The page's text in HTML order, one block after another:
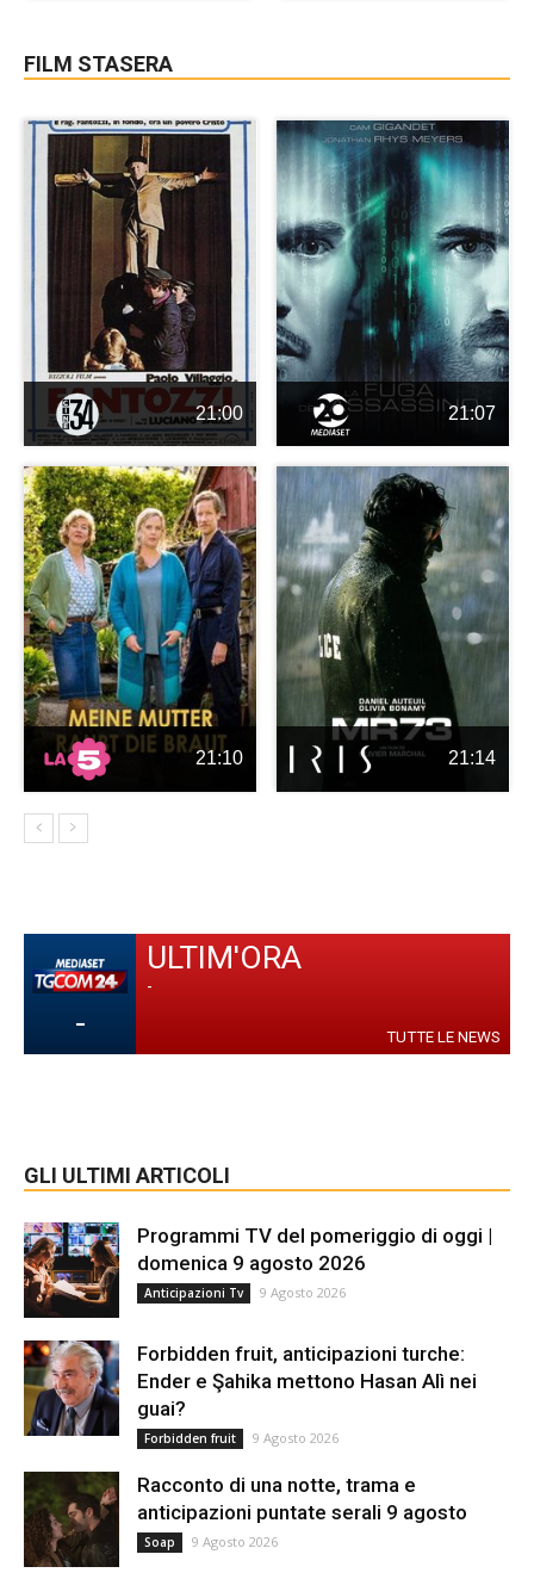
FILM STASERA
21:00 21:07
21:10 21:14
-
ULTIM'ORA
-
TUTTE LE NEWS
GLI ULTIMI ARTICOLI
Programmi TV del pomeriggio di oggi |
domenica 9 agosto 2026
Anticipazioni Tv 9 Agosto 2026
Forbidden fruit, anticipazioni turche:
Ender e Şahika mettono Hasan Alì nei
guai?
Forbidden fruit 9 Agosto 2026
Racconto di una notte, trama e
anticipazioni puntate serali 9 agosto
Soap 9 Agosto 2026